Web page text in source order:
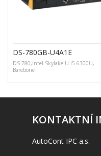
DS-780GB-U4A1E
DS-780,Intel Skylake-U i5-6300U,
Barebone
KONTAKTNÍ
AutoCont IPC a.s.